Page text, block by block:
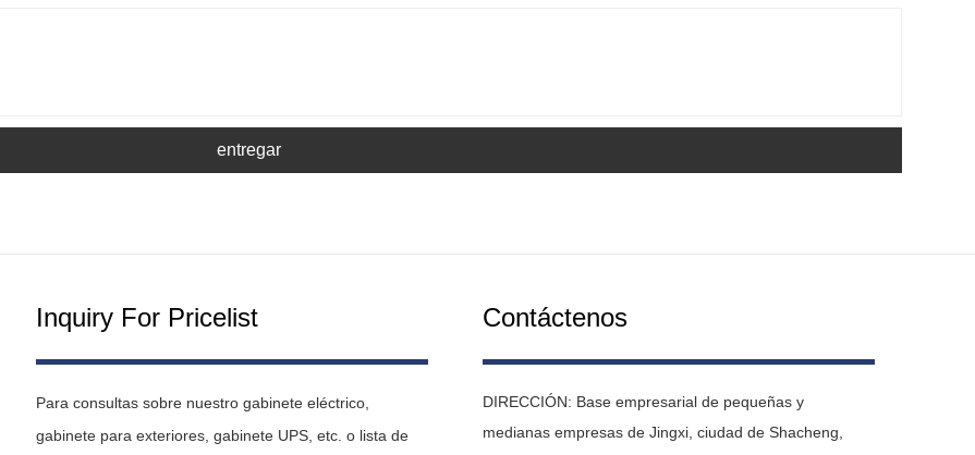
entregar
Inquiry For Pricelist
Para consultas sobre nuestro gabinete eléctrico,
gabinete para exteriores, gabinete UPS, etc. o lista de
Contáctenos
DIRECCIÓN: Base empresarial de pequeñas y
medianas empresas de Jingxi, ciudad de Shacheng,